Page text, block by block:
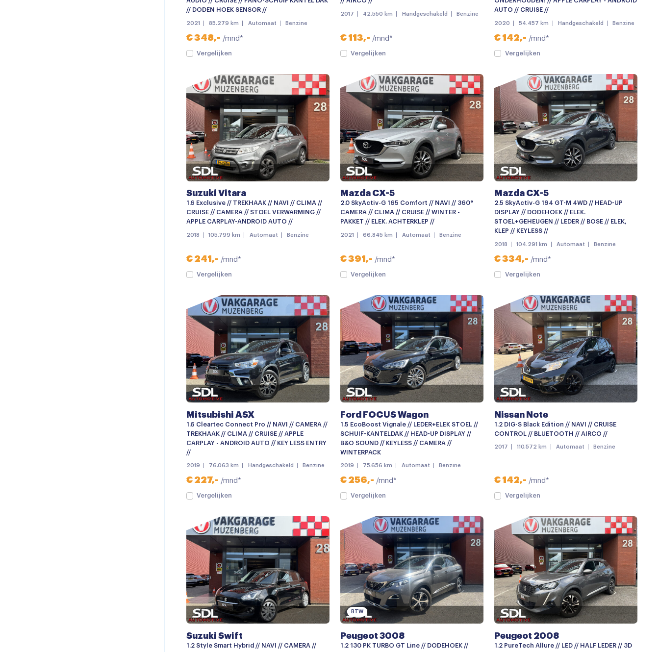
// DODEN HOEK SENSOR //
2021 85.279 km Automaat Benzine
€ 348,- /mnd*
Vergelijken
2017 42.550 km Handgeschakeld Benzine
€ 113,- /mnd*
Vergelijken
AUTO // CRUISE //
2020 54.457 km Handgeschakeld Benzine
€ 142,- /mnd*
Vergelijken
Suzuki Vitara
1.6 Exclusive // TREKHAAK // NAVI // CLIMA //
CRUISE // CAMERA // STOEL VERWARMING //
APPLE CARPLAY-ANDROID AUTO //
2018 105.799 km Automaat Benzine
€ 241,- /mnd*
Vergelijken
Mazda CX-5
2.0 SkyActiv-G 165 Comfort // NAVI // 360°
CAMERA // CLIMA // CRUISE // WINTER -
PAKKET // ELEK. ACHTERKLEP //
2021 66.845 km Automaat Benzine
€ 391,- /mnd*
Vergelijken
Mazda CX-5
2.5 SkyActiv-G 194 GT-M 4WD // HEAD-UP
DISPLAY // DODEHOEK // ELEK.
STOEL+GEHEUGEN // LEDER // BOSE // ELEK,
KLEP // KEYLESS //
2018 104.291 km Automaat Benzine
€ 334,- /mnd*
Vergelijken
Mitsubishi ASX
1.6 Cleartec Connect Pro // NAVI // CAMERA //
TREKHAAK // CLIMA // CRUISE // APPLE
CARPLAY - ANDROID AUTO // KEY LESS ENTRY
//
2019 76.063 km Handgeschakeld Benzine
€ 227,- /mnd*
Vergelijken
Ford FOCUS Wagon
1.5 EcoBoost Vignale // LEDER+ELEK STOEL //
SCHUIF-KANTELDAK // HEAD-UP DISPLAY //
B&O SOUND // KEYLESS // CAMERA //
WINTERPACK
2019 75.656 km Automaat Benzine
€ 256,- /mnd*
Vergelijken
Nissan Note
1.2 DIG-S Black Edition // NAVI // CRUISE
CONTROL // BLUETOOTH // AIRCO //
2017 110.572 km Automaat Benzine
€ 142,- /mnd*
Vergelijken
Suzuki Swift
1.2 Style Smart Hybrid // NAVI // CAMERA //
BTW
Peugeot 3008
1.2 130 PK TURBO GT Line // DODEHOEK //
Peugeot 2008
1.2 PureTech Allure // LED // HALF LEDER // 3D